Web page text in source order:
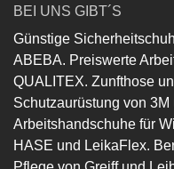
BEI UNS GIBT´S
Günstige
ABEBA. Preiswerte
QUALITEX. Zunfthose
Schutzaurüstung von
Arbeitshandschuhe für
HASE und LeikaFlex.